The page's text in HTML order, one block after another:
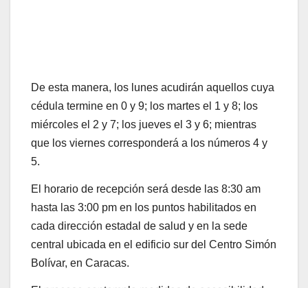
De esta manera, los lunes acudirán aquellos cuya
cédula termine en 0 y 9; los martes el 1 y 8; los
miércoles el 2 y 7; los jueves el 3 y 6; mientras
que los viernes corresponderá a los números 4 y
5.
El horario de recepción será desde las 8:30 am
hasta las 3:00 pm en los puntos habilitados en
cada dirección estadal de salud y en la sede
central ubicada en el edificio sur del Centro Simón
Bolívar, en Caracas.